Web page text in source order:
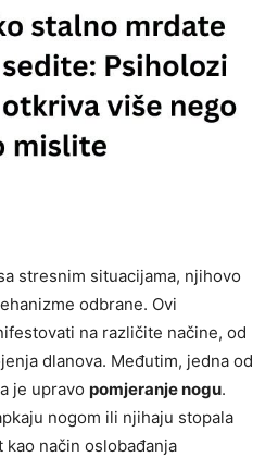
stresnim situacijama, njihovo
odbrane. Ovi
na različite načine, od
dlanova. Međutim, jedna od
je upravo pomjeranje nogu.
nogom ili njihaju stopala
način oslobađanja